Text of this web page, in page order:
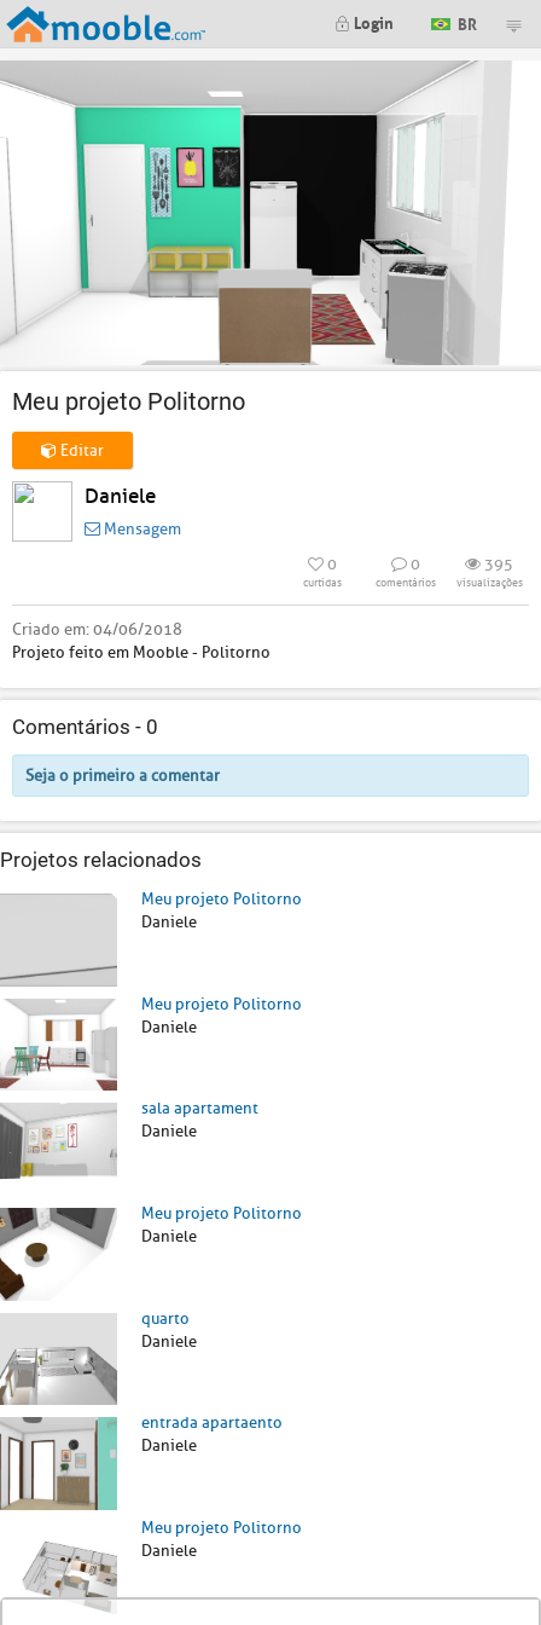
Login BR
Meu projeto Politorno
Editar
Daniele
Mensagem
0
curtidas
0
comentários
395
visualizações
Criado em:04/06/2018
Projeto feito em Mooble - Politorno
Comentários - 0
Seja o primeiro a comentar
Projetos relacionados
Meu projeto Politorno
Daniele
Meu projeto Politorno
Daniele
sala apartament
Daniele
Meu projeto Politorno
Daniele
quarto
Daniele
entrada apartaento
Daniele
Meu projeto Politorno
Daniele